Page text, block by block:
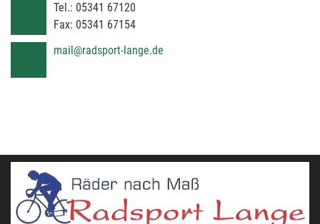
Tel.: 05341 67120
Fax: 05341 67154
mail@radsport-lange.de